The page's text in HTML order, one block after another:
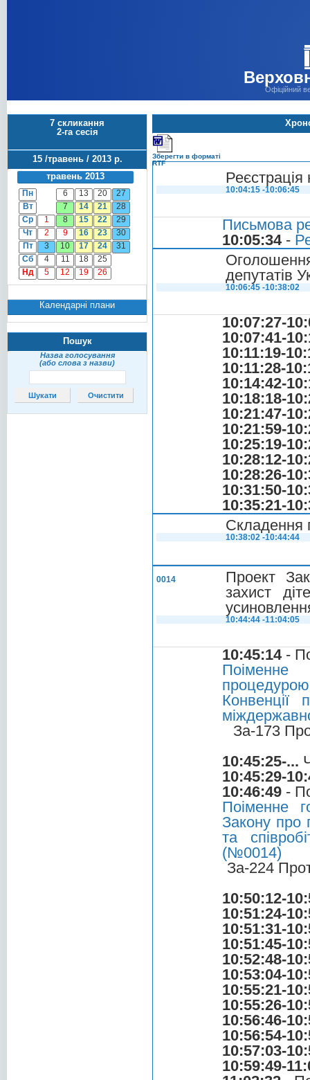
Офіційний
7 скликання
2-га сесія
15 /травень / 2013 р.
травень 2013
Пн 6 13 20
27
Вт
7 14 21
28
Ср
1 8 15 22
29
Чт
2 9 16 23
30
Пт
3 10 17 24
31
Сб
4 11 18
25
Нд
5 12 19 26
Календарні плани
Пошук
Назва голосування
(або слова з назви)
Зберегти в форматі
RTF
Реєстрація
10:04:15 -10:06:45
Письмова
10:05:34-
депутатів
10:06:45 -10:38:02
10:07:27-
10:07:41-
10:11:19-
10:11:28-
10:14:42-
10:18:18-
10:21:47-
10:21:59-
10:25:19-
10:28:12-
10:28:26-
10:31:50-
10:35:21-
Складення
10:38:02 -10:44:44
0014
Проект
захист
10:44:44 -11:04:05
10:45:14-
Поіменне
Конвенції
За-173
10:45:25-...
10:45:29-
10:46:49 -
Поіменне
Закону про
та
(№0014)
За-224
10:50:12-
10:51:24-
10:51:31-
10:51:45-
10:52:48-
10:53:04-
10:55:21-
10:55:26-
10:56:46-
10:56:54-
10:57:03-
10:59:49-